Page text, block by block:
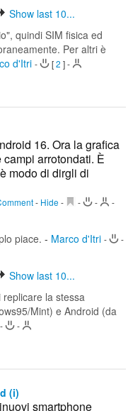
Show last 10...
quindi SIM fisica ed
Per altri è
d'Itri - [2 ]-
16. Ora la grafica
arrotondati. È
modo di dirgli di
- Hide - - -
-
piace. - Marco d'Itri - -
Show last 10...
la stessa
Mint) e Android (da
- -
(i)
smartphone